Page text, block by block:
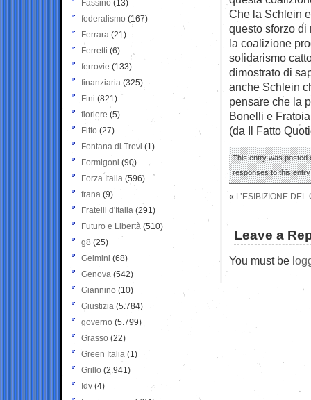
Che la Schlein
questo sforzo di
la coalizione
solidarismo
dimostrato di
anche Schlein
pensare che la
Bonelli e
(da Il Fatto
This entry was posted
responses to this
« L’ESIBIZIONE
Leave a
You must be
Fassino (13)
federalismo (167)
Ferrara (21)
Ferretti (6)
ferrovie (133)
finanziaria (325)
Fini (821)
fioriere (5)
Fitto (27)
Fontana di Trevi (1)
Formigoni (90)
Forza Italia (596)
frana (9)
Fratelli d'Italia (291)
Futuro e Libertà (510)
g8 (25)
Gelmini (68)
Genova (542)
Giannino (10)
Giustizia (5.784)
governo (5.799)
Grasso (22)
Green Italia (1)
Grillo (2.941)
Idv (4)